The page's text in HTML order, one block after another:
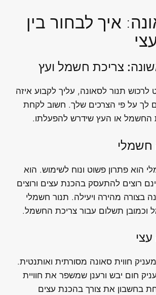
איך לבחור בין
צריכת חשמל ועץ
תנור לסאונה, עליך לקבוע איזה
לך על פי הצרכים שלך. חשוב לקחת
החשמל או העץ שידרש להפעלתו.
חשמלי
הוא פתרון פשוט ונוח לשימוש. הוא
רוצים להתעסק בהכנת עצים ורוצים
בצורה מהירה ויעילה. תנור חשמלי
וכמובן תשלום עבור צריכת החשמל.
חווית סאונה מסורתית ואותנטית.
חום יבש ורענן שמשפר את חוויית
בחשבון את צורך בהכנת עצים